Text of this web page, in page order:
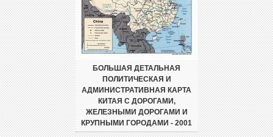
БОЛЬШАЯ ДЕТАЛЬНАЯ
ПОЛИТИЧЕСКАЯ И
АДМИНИСТРАТИВНАЯ КАРТА
КИТАЯ С ДОРОГАМИ,
ЖЕЛЕЗНЫМИ ДОРОГАМИ И
КРУПНЫМИ ГОРОДАМИ - 2001